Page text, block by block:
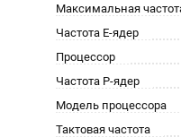
Максимальная
Частота E-ядер
Процессор
Частота P-ядер
Модель процессора
Тактовая частота